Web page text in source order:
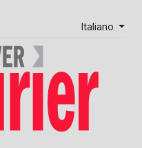
Italiano